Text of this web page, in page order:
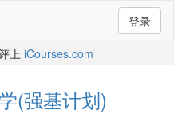
登录
上 iCourses.com
(强基计划)